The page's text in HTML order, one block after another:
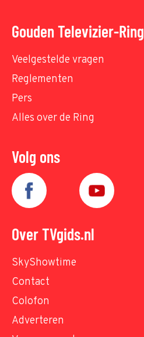
Gouden Televizier-Ring
Veelgestelde vragen
Reglementen
Pers
Alles over de Ring
Volg ons
Over TVgids.nl
SkyShowtime
Contact
Colofon
Adverteren